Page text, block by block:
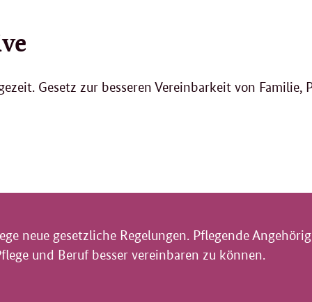
Gesetz zur besseren Vereinbarkeit von Familie,
neue gesetzliche Regelungen. Pflegende
und Beruf besser vereinbaren zu können.